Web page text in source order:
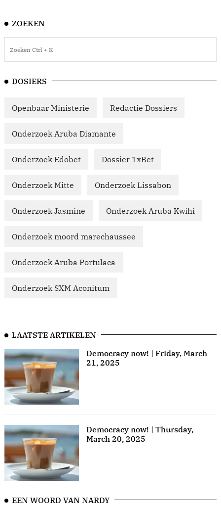
ZOEKEN
DOSIERS
Openbaar Ministerie Redactie Dossiers
Onderzoek Aruba Diamante
Onderzoek Edobet Dossier 1xBet
Onderzoek Mitte Onderzoek Lissabon
Onderzoek Jasmine Onderzoek Aruba Kwihi
Onderzoek moord marechaussee
Onderzoek Aruba Portulaca
Onderzoek SXM Aconitum
LAATSTE ARTIKELEN
Democracy now! | Friday, March
21, 2025
Democracy now! | Thursday,
March 20, 2025
EEN WOORD VAN NARDY